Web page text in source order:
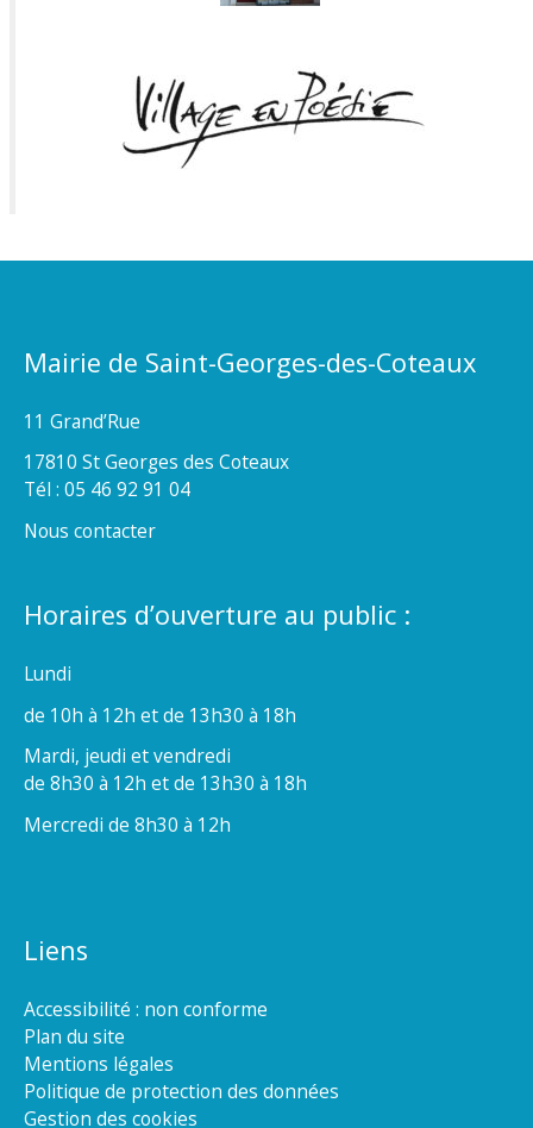
Mairie de Saint-Georges-des-Coteaux
11 Grand’Rue
17810 St Georges des Coteaux
Tél : 05 46 92 91 04
Nous contacter
Horaires d’ouverture au public :
Lundi
de 10h à 12h et de 13h30 à 18h
Mardi, jeudi et vendredi
de 8h30 à 12h et de 13h30 à 18h
Mercredi de 8h30 à 12h
Liens
Accessibilité : non conforme
Plan du site
Mentions légales
Politique de protection des données
Gestion des cookies